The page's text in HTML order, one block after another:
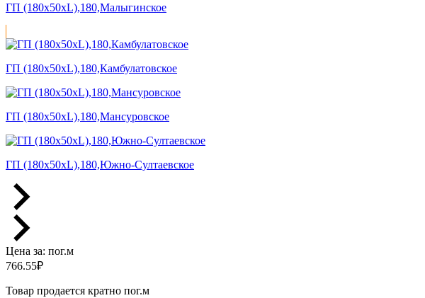
ГП (180x50xL),180,Малыгинское
ГП (180x50xL),180,Камбулатовское
ГП (180x50xL),180,Мансуровское
ГП (180x50xL),180,Южно-Султаевское
Цена за: пог.м
766.55₽
Товар продается кратно пог.м